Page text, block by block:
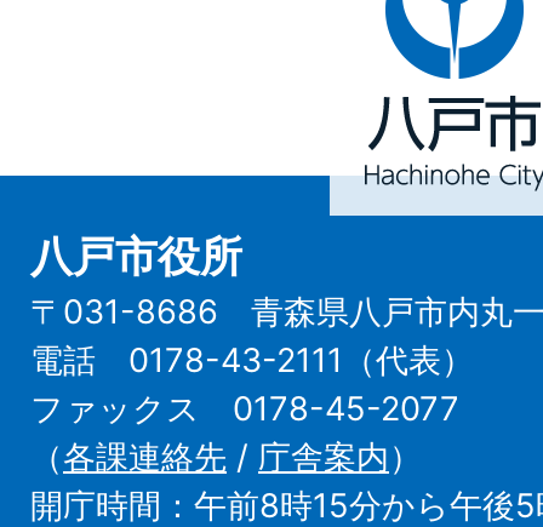
戸
市
Hachinohe
City
八戸市役所
〒031-8686 青森県八戸市内丸一
電話 0178-43-2111（代表）
ファックス 0178-45-2077
（各課連絡先 / 庁舎案内）
開庁時間：午前8時15分から午後5